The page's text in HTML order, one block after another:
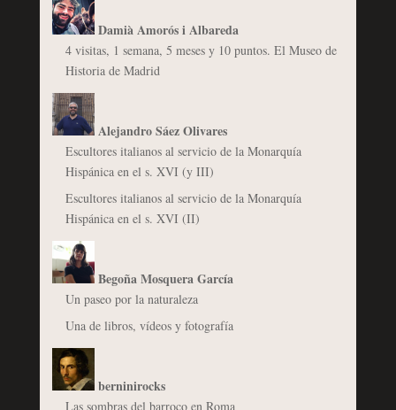
Damià Amorós i Albareda
4 visitas, 1 semana, 5 meses y 10 puntos. El Museo de
Historia de Madrid
Alejandro Sáez Olivares
Escultores italianos al servicio de la Monarquía
Hispánica en el s. XVI (y III)
Escultores italianos al servicio de la Monarquía
Hispánica en el s. XVI (II)
Begoña Mosquera García
Un paseo por la naturaleza
Una de libros, vídeos y fotografía
berninirocks
Las sombras del barroco en Roma